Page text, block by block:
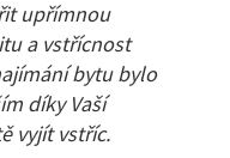
upřímnou
a vstřícnost
bytu bylo
díky Vaší
vyjít vstříc.